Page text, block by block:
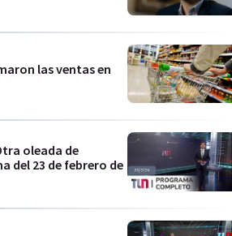
las ventas en
oleada de
del 23 de febrero de